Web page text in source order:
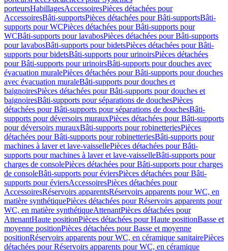
porteursHabillagesAccessoiresPièces détachées pour
AccessoiresBâti-supportsPièces détachées pour Bâti-supportsBâti-
supports pour WCPièces détachées pour Bâti-supports pour
WCBâti-supports pour lavabosPièces détachées pour Bâti-supports
pour lavabosBâti-supports pour bidetsPièces détachées pour Bâti-
supports pour bidetsBâti-supports pour urinoirsPièces détachées
pour Bâti-supports pour urinoirsBâti-supports pour douches avec
évacuation muralePièces détachées pour Bâti-supports pour douches
avec évacuation muraleBâti-supports pour douches et
baignoiresPièces détachées pour Bâti-supports pour douches et
baignoiresBâti-supports pour séparations de douchesPièces
détachées pour Bâti-supports pour séparations de douchesBâti-
supports pour déversoirs murauxPièces détachées pour Bâti-supports
pour déversoirs murauxBâti-supports pour robinetteriesPièces
détachées pour Bâti-supports pour robinetteriesBâti-supports pour
machines à laver et lave-vaissellePièces détachées pour Bâti-
supports pour machines à laver et lave-vaisselleBâti-supports pour
charges de consolePièces détachées pour Bâti-supports pour charges
de consoleBâti-supports pour éviersPièces détachées pour Bâti-
supports pour éviersAccessoiresPièces détachées pour
AccessoiresRéservoirs apparentsRéservoirs apparents pour WC, en
matière synthétiquePièces détachées pour Réservoirs apparents pour
WC, en matière synthétiqueAttenantPièces détachées pour
AttenantHaute positionPièces détachées pour Haute positionBasse et
moyenne positionPièces détachées pour Basse et moyenne
positionRéservoirs apparents pour WC, en céramique sanitairePièces
détachées pour Réservoirs apparents pour WC, en céramique